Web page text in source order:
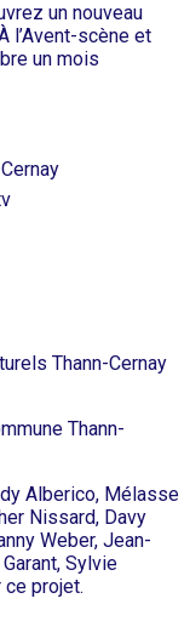
un nouveau
l’Avent-scène et
un mois
Thann-Cernay
Thann-
Alberico, Mélasse
Nissard, Davy
Weber, Jean-
Sylvie
projet.